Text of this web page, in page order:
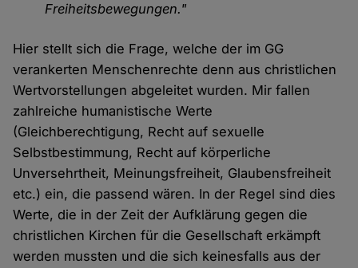
Freiheitsbewegungen."
Hier stellt sich die Frage, welche der im GG
verankerten Menschenrechte denn aus christlichen
Wertvorstellungen abgeleitet wurden. Mir fallen
zahlreiche humanistische Werte
(Gleichberechtigung, Recht auf sexuelle
Selbstbestimmung, Recht auf körperliche
Unversehrtheit, Meinungsfreiheit, Glaubensfreiheit
etc.) ein, die passend wären. In der Regel sind dies
Werte, die in der Zeit der Aufklärung gegen die
christlichen Kirchen für die Gesellschaft erkämpft
werden mussten und die sich keinesfalls aus der